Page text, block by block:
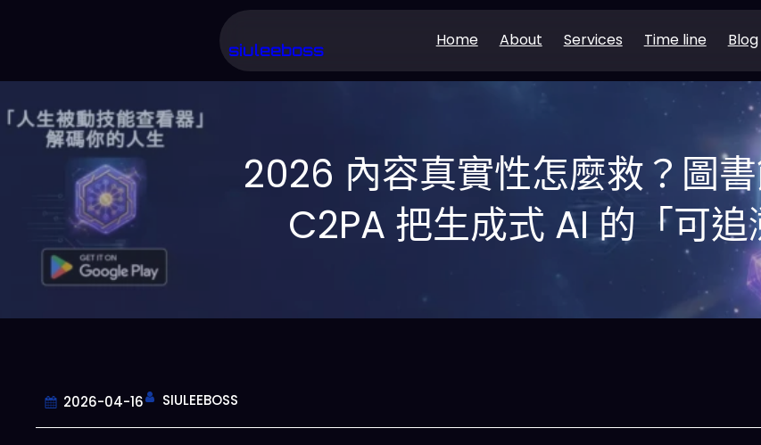
主
要
siuleeboss Home About Services Time line Blog
2026 內容真實性怎麼救？圖
C2PA 把生成式 AI 的「可
2026-04-16 SIULEEBOSS